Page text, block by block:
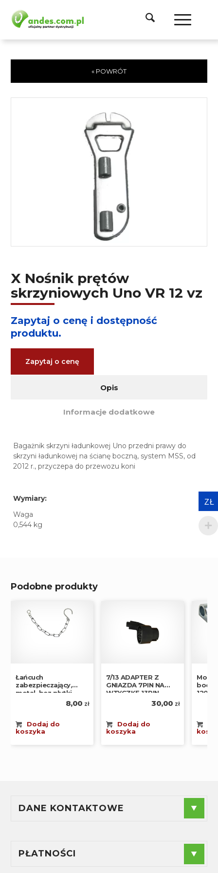
« POWRÓT
X Nośnik prętów
skrzyniowych Uno VR 12 vz
Zapytaj o cenę i dostępność
produktu.
Zapytaj o cenę
Opis
Informacje dodatkowe
Bagażnik skrzyni ładunkowej Uno przedni prawy do
skrzyni ładunkowej na ścianę boczną, system MSS, od
2012 r., przyczepa do przewozu koni
Wymiary:
Waga
0,544 kg
Podobne produkty
Łańcuch
zabezpieczający,
metal, bez płytki
8,00 zł
Dodaj do
koszyka
7/13 ADAPTER Z
GNIAZDA 7PIN NA
WTYCZKĘ 13PIN
30,00 zł
Dodaj do
koszyka
DANE KONTAKTOWE
Serwis: +48 889 842 104
PŁATNOŚCI
ZŁ